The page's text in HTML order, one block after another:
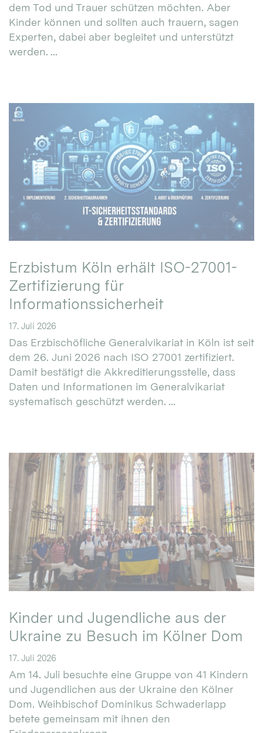
dem Tod und Trauer schützen möchten. Aber
Kinder können und sollten auch trauern, sagen
Experten, dabei aber begleitet und unterstützt
werden. ...
Erzbistum Köln erhält ISO-27001-
Zertifizierung für
Informationssicherheit
17. Juli 2026
Das Erzbischöfliche Generalvikariat in Köln ist seit
dem 26. Juni 2026 nach ISO 27001 zertifiziert.
Damit bestätigt die Akkreditierungsstelle, dass
Daten und Informationen im Generalvikariat
systematisch geschützt werden. ...
Kinder und Jugendliche aus der
Ukraine zu Besuch im Kölner Dom
17. Juli 2026
Am 14. Juli besuchte eine Gruppe von 41 Kindern
und Jugendlichen aus der Ukraine den Kölner
Dom. Weihbischof Dominikus Schwaderlapp
betete gemeinsam mit ihnen den